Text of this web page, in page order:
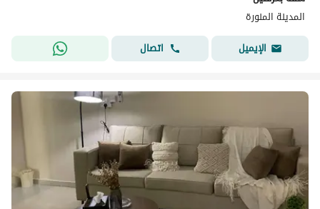
المدينة المنورة
الإيميل
اتصال